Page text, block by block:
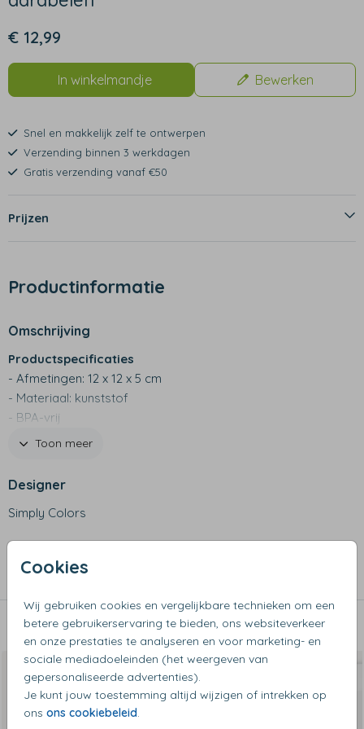
Cookies
Wij gebruiken cookies en vergelijkbare technieken om een
betere gebruikerservaring te bieden, ons websiteverkeer
en onze prestaties te analyseren en voor marketing- en
sociale mediadoeleinden (het weergeven van
gepersonaliseerde advertenties).
Je kunt jouw toestemming altijd wijzigen of intrekken op
ons ons cookiebeleid.
€ 12,99
In winkelmandje Bewerken
Snel en makkelijk zelf te ontwerpen
Verzending binnen 3 werkdagen
Gratis verzending vanaf €50
Prijzen
Productinformatie
Omschrijving
Productspecificaties
- Afmetingen: 12 x 12 x 5 cm
- Materiaal: kunststof
- BPA-vrij
- Niet geschikt voor de vaatwasser, met de hand
- Ontdek ook de andere producten van het kinderservies!
Toon meer
Designer
Simply Colors
Collectie
Kommetjes
Dit vind je misschien ook leuk